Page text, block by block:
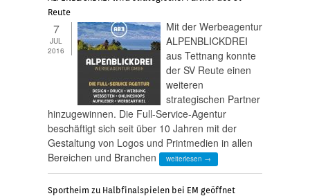
Reute
7
JUL
2016
Mit der Werbeagentur
ALPENBLICKDREI
aus Tettnang konnte
der SV Reute einen
weiteren
strategischen Partner
hinzugewinnen. Die Full-Service-Agentur
beschäftigt sich seit über 10 Jahren mit der
Gestaltung von Logos und Printmedien in allen
Bereichen und Branchen
weiterlesen →
Sportheim zu Halbfinalspielen bei EM geöffnet